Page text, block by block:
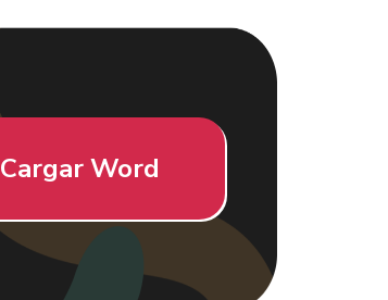
Cargar Word